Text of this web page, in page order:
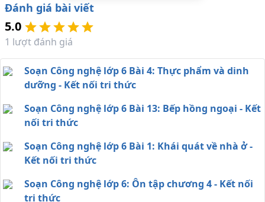
Đánh giá bài viết
5.0
1 lượt đánh giá
Soạn Công nghệ lớp 6 Bài 4: Thực phẩm và dinh
dưỡng - Kết nối tri thức
Soạn Công nghệ lớp 6 Bài 13: Bếp hồng ngoại - Kết
nối tri thức
Soạn Công nghệ lớp 6 Bài 1: Khái quát về nhà ở -
Kết nối tri thức
Soạn Công nghệ lớp 6: Ôn tập chương 4 - Kết nối
tri thức